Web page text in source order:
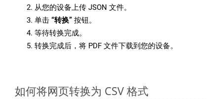
从您的设备上传 JSON 文件。
单击 “转换” 按钮。
等待转换完成。
转换完成后，将 PDF 文件下载到您的设备。
如何将网页转换为 CSV 格式